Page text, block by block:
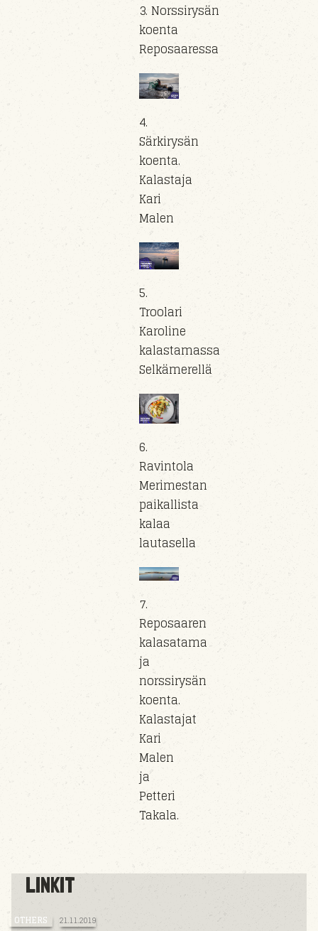
3. Norssirysän
koenta
Reposaaressa
4.
Särkirysän
koenta.
Kalastaja
Kari
Malen
5.
Troolari
Karoline
kalastamassa
Selkämerellä
6.
Ravintola
Merimestan
paikallista
kalaa
lautasella
7.
Reposaaren
kalasatama
ja
norssirysän
koenta.
Kalastajat
Kari
Malen
ja
Petteri
Takala.
LINKIT
OTHERS 21.11.2019